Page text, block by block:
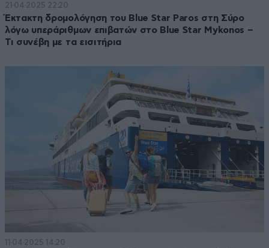
21·04·2025 22:20
Έκτακτη δρομολόγηση του Blue Star Paros στη Σύρο
λόγω υπεράριθμων επιβατών στο Blue Star Mykonos –
Τι συνέβη με τα εισιτήρια
11·04·2025 14:20